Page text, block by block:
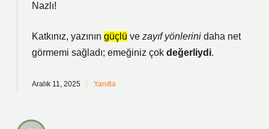
Nazlı!
Katkınız, yazının güçlü ve zayıf yönlerini daha net
görmemi sağladı; emeğiniz çok değerliydi.
Aralık 11, 2025 Yanıtla